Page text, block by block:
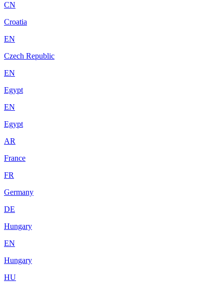
CN
Croatia
EN
Czech Republic
EN
Egypt
EN
Egypt
AR
France
FR
Germany
DE
Hungary
EN
Hungary
HU